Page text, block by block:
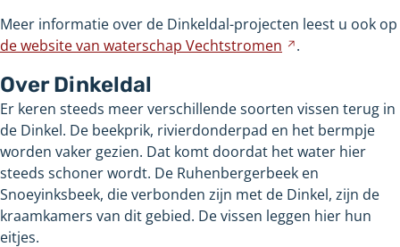
Meer informatie over de Dinkeldal-projecten leest u ook op
de website van waterschap Vechtstromen
Verwijst
andere
website
.
Over Dinkeldal
Er keren steeds meer verschillende soorten vissen terug in
de Dinkel. De beekprik, rivierdonderpad en het bermpje
worden vaker gezien. Dat komt doordat het water hier
steeds schoner wordt. De Ruhenbergerbeek en
Snoeyinksbeek, die verbonden zijn met de Dinkel, zijn de
kraamkamers van dit gebied. De vissen leggen hier hun
eitjes.